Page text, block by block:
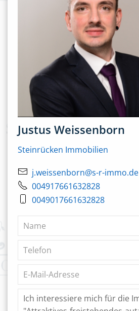
Justus Weissenborn
Steinrücken Immobilien
j.weissenborn@s-r-immo.de
004917661632828
0049017661632828